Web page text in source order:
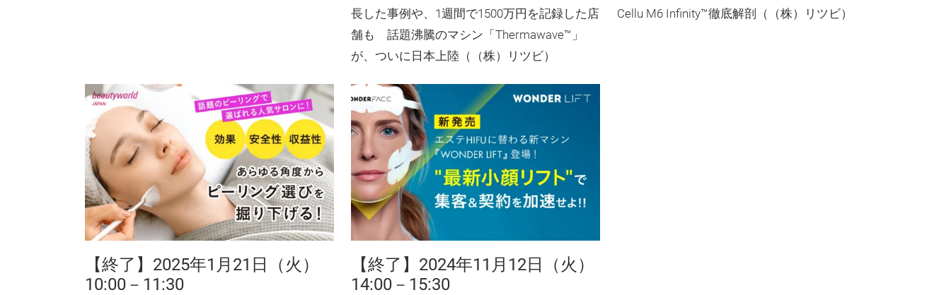
長した事例や、1週間で1500万円を記録した店
舗も 話題沸騰のマシン「Thermawave™」
が、ついに日本上陸（（株）リツビ）
Cellu M6 Infinity™徹底解剖（（株）リツビ）
【終了】2025年1月21日（火）
10:00－11:30
【終了】2024年11月12日（火）
14:00－15:30